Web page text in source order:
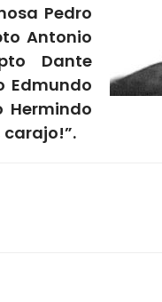
Pedro
Antonio
Dante
Edmundo
Hermindo